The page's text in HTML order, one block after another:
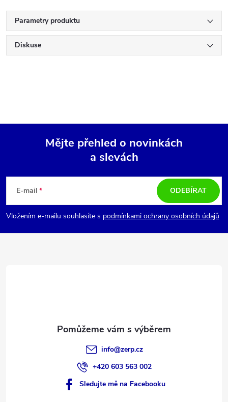
Parametry produktu
Diskuse
p
a
Mějte přehled o novinkách
a slevách
E-mail
Vložením e-mailu souhlasíte s podmínkami ochrany osobních údajů
ODEBÍRAT
info@zerp.cz
+420 603 563 002
Sledujte mě na Facebooku